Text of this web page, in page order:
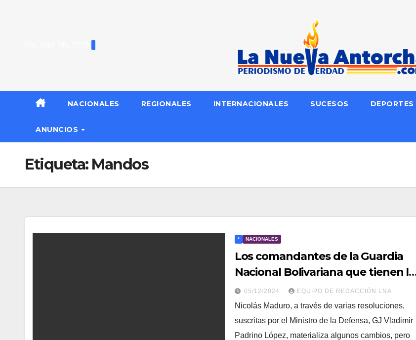
NACIONALES REGIONALES INTERNACIONALES SUCESOS DEPORTES
ANUNCIOS
Etiqueta: Mandos
* NACIONALES
Los comandantes de la Guardia
Nacional Bolivariana que tienen la
responsabilidad de los
destacamentos de la frontera
terrestre
05/12/2024 EQUIPO DE REDACCIÓN LNA
Nicolás Maduro, a través de varias resoluciones,
suscritas por el Ministro de la Defensa, GJ Vladimir
Padrino López, materializa algunos cambios, pero